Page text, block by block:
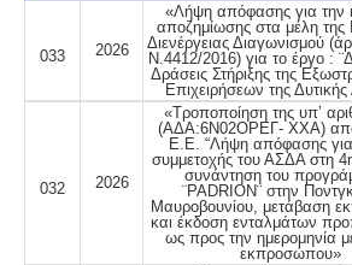
033 2026
«Λήψη απόφασης για την
αποζημίωσης στα μέλη της
Διενέργειας Διαγωνισμού
Ν.4412/2016) για το έργο :
Δράσεις Στήριξης της
Επιχειρήσεων της
032 2026
«Τροποποίηση της υπ’
(AΔΑ:6N02OΡΕΓ- ΧΧΑ)
Ε.Ε. “Λήψη απόφασης για
συμμετοχής του ΑΣΔΑ στη
συνάντηση του
¨PADRION¨ στην
Μαυροβουνίου, μετάβαση
και έκδοση ενταλμάτων
ως προς την ημερομηνία
εκπροσώπου»